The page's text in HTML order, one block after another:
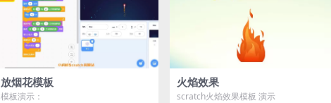
放烟花模板
模板演示：
火焰效果
scratch火焰效果模板 演示